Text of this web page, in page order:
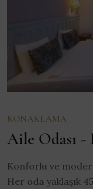
KONAKLAMA
Aile Odası -
Konforlu ve
Her oda yaklaşık